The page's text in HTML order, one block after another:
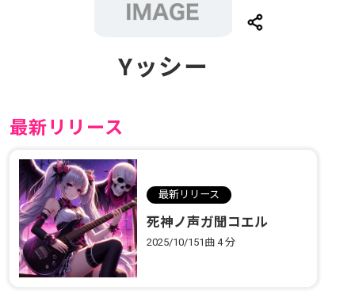
Yッシー
最新リリース
最新リリース
死神ノ声ガ聞コエル
2025/10/151曲4 分